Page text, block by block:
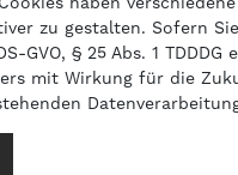
zu gestalten. Sofern
GVO, § 25 Abs. 1
mit Wirkung für die